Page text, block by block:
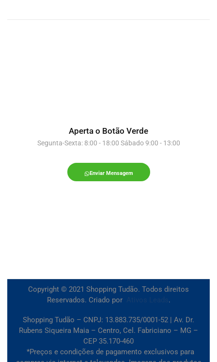
Aperta o Botão Verde
Segunta-Sexta: 8:00 - 18:00 Sábado 9:00 - 13:00
Enviar Mensagem
Copyright © 2021 Shopping Tudão. Todos direitos
Reservados. Criado por
.
Shopping Tudão – CNPJ: 13.883.735/0001-52 | Av. Dr.
Rubens Siqueira Maia – Centro, Cel. Fabriciano – MG –
CEP 35.170-460
*Preços e condições de pagamento exclusivos para